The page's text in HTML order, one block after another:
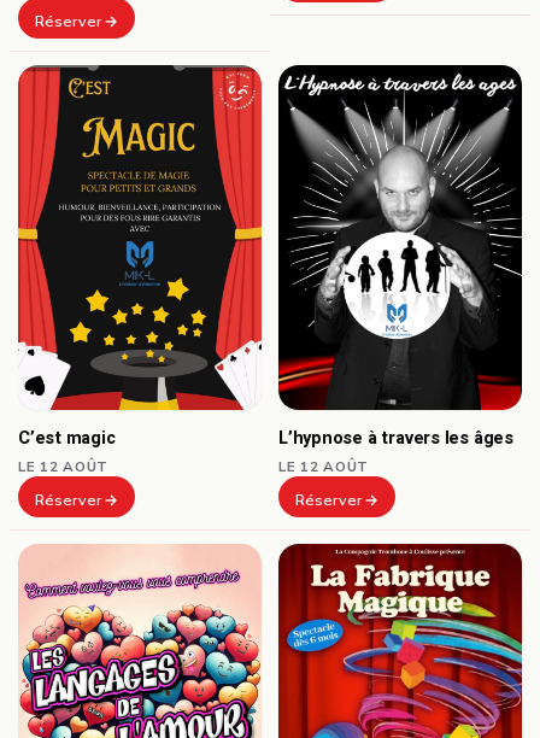
Réserver
C’est magic
LE 12 AOÛT
Réserver
L’hypnose à travers les âges
LE 12 AOÛT
Réserver